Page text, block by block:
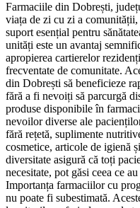
Farmaciile din Dobrești,
viața de zi cu zi a
suport esențial pentru
unități este un avantaj
apropierea cartierelor
frecventate de comunitate.
din Dobrești să beneficieze
fără a fi nevoiți să parcurgă
produse disponibile în
nevoilor diverse ale
fără rețetă, suplimente
cosmetice, articole de igienă
diversitate asigură că toți
necesitate, pot găsi ceea ce
Importanța farmaciilor cu
nu poate fi subestimată.